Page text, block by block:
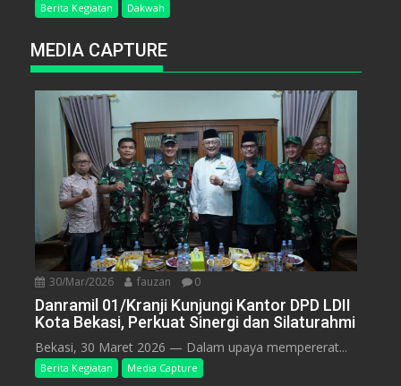
Berita Kegiatan Dakwah
MEDIA CAPTURE
30/Mar/2026 fauzan 0
Danramil 01/Kranji Kunjungi Kantor DPD LDII
Kota Bekasi, Perkuat Sinergi dan Silaturahmi
Bekasi, 30 Maret 2026 — Dalam upaya mempererat...
Berita Kegiatan Media Capture